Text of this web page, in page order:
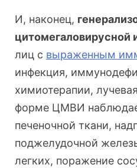
И, наконец,
цитомегаловирусной
лиц с выраженным
инфекция,
химиотерапии,
форме ЦМВИ
печеночной ткани,
поджелудочной
легких, поражение